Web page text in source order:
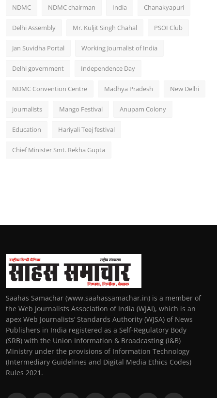
NDMC NDMC chairman India Chanakyapuri
Delhi Assembly Mr. Kuljit Singh Chahal PSOI Club
Jan Suvidha Portal Working Journalist of India
Delhi government Independence Day
NDMC Convention Centre Madhya Pradesh New Delhi
journalists Mango Festival Anupam Colony
Education Hariyali Teej festival
Chief Minister Smt. Rekha Gupta
Saahas Samachar (www.saahassamachar.in) is a member of
the Web Journalists Association of India (WJAI), which is an
apex Web Journalists’ Standards Authority (WJSA) of News
Publishers in India registered as a Self-Regulatory Body
(SRB) with the Union Information & Broadcasting (I&B)
Ministry under the provisions of Information Technology
(Intermediary Guidelines and Digital Media Ethics Codes)
Rules 2021.